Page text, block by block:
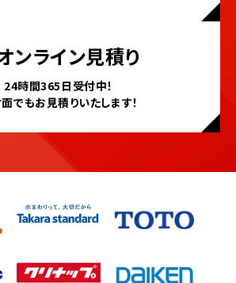
ンライン見積り
24時間365日受付中！
でもお見積りいたします！